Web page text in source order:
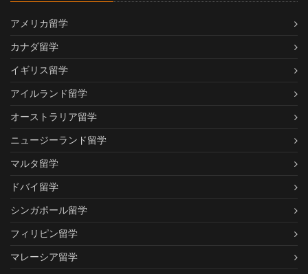
アメリカ留学
カナダ留学
イギリス留学
アイルランド留学
オーストラリア留学
ニュージーランド留学
マルタ留学
ドバイ留学
シンガポール留学
フィリピン留学
マレーシア留学